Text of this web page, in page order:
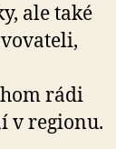
ale také
rádi
v regionu.